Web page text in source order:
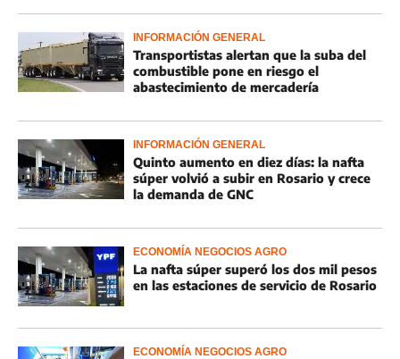
INFORMACIÓN GENERAL
Transportistas alertan que la suba del
combustible pone en riesgo el
abastecimiento de mercadería
INFORMACIÓN GENERAL
Quinto aumento en diez días: la nafta
súper volvió a subir en Rosario y crece
la demanda de GNC
ECONOMÍA NEGOCIOS AGRO
La nafta súper superó los dos mil pesos
en las estaciones de servicio de Rosario
ECONOMÍA NEGOCIOS AGRO